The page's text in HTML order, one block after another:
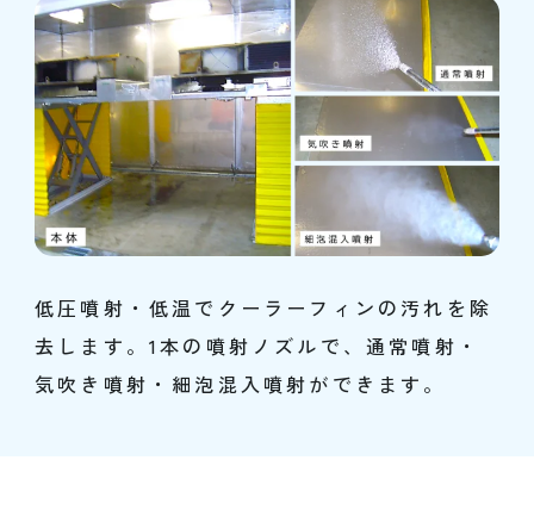
低圧噴射・低温でクーラーフィンの汚れを除
去します。1本の噴射ノズルで、通常噴射・
気吹き噴射・細泡混入噴射ができます。